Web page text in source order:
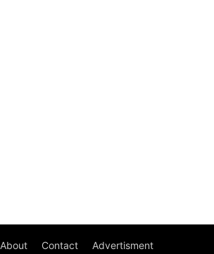
About Contact Advertisment